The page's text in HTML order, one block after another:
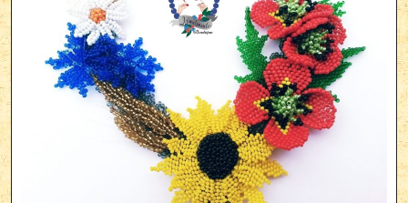
Pasiune
Pusă
La
Treabă